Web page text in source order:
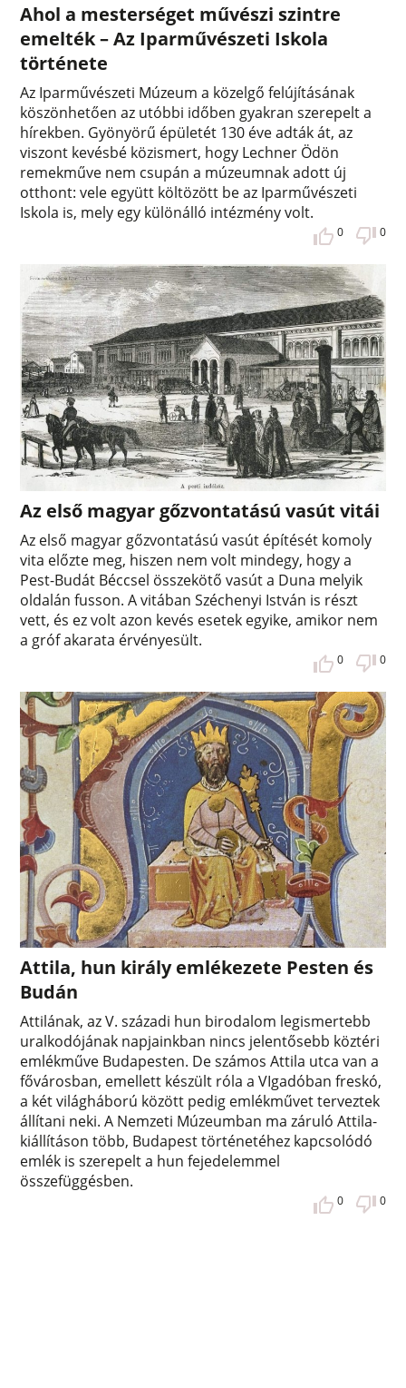
Ahol a mesterséget művészi szintre
emelték – Az Iparművészeti Iskola
története
Az Iparművészeti Múzeum a közelgő felújításának
köszönhetően az utóbbi időben gyakran szerepelt a
hírekben. Gyönyörű épületét 130 éve adták át, az
viszont kevésbé közismert, hogy Lechner Ödön
remekműve nem csupán a múzeumnak adott új
otthont: vele együtt költözött be az Iparművészeti
Iskola is, mely egy különálló intézmény volt.
0 0
Az első magyar gőzvontatású vasút vitái
Az első magyar gőzvontatású vasút építését komoly
vita előzte meg, hiszen nem volt mindegy, hogy a
Pest-Budát Béccsel összekötő vasút a Duna melyik
oldalán fusson. A vitában Széchenyi István is részt
vett, és ez volt azon kevés esetek egyike, amikor nem
a gróf akarata érvényesült.
0 0
Attila, hun király emlékezete Pesten és
Budán
Attilának, az V. századi hun birodalom legismertebb
uralkodójának napjainkban nincs jelentősebb köztéri
emlékműve Budapesten. De számos Attila utca van a
fővárosban, emellett készült róla a VIgadóban freskó,
a két világháború között pedig emlékművet terveztek
állítani neki. A Nemzeti Múzeumban ma záruló Attila-
kiállításon több, Budapest történetéhez kapcsolódó
emlék is szerepelt a hun fejedelemmel
összefüggésben.
0 0